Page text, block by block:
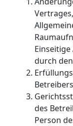
durch
des
Person